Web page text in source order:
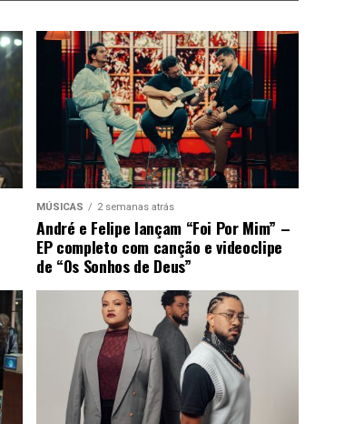
MÚSICAS 2 semanas atrás
André e Felipe lançam “Foi Por Mim” –
EP completo com canção e videoclipe
de “Os Sonhos de Deus”